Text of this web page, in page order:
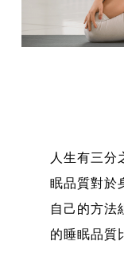
人生有三分
眠品質對於
自己的方法
的睡眠品質